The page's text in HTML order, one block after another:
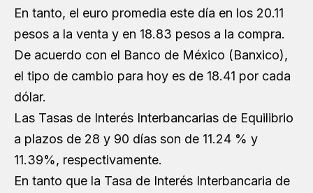
En tanto, el euro promedia este día en los 20.11
pesos a la venta y en 18.83 pesos a la compra.
De acuerdo con el Banco de México (Banxico),
el tipo de cambio para hoy es de 18.41 por cada
dólar.
Las Tasas de Interés Interbancarias de Equilibrio
a plazos de 28 y 90 días son de 11.24 % y
11.39%, respectivamente.
En tanto que la Tasa de Interés Interbancaria de